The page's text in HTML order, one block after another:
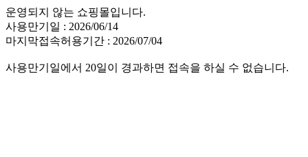
운영되지 않는 쇼핑몰입니다.
사용만기일 : 2026/06/14
마지막접속허용기간 : 2026/07/04
사용만기일에서 20일이 경과하면 접속을 하실 수 없습니다.